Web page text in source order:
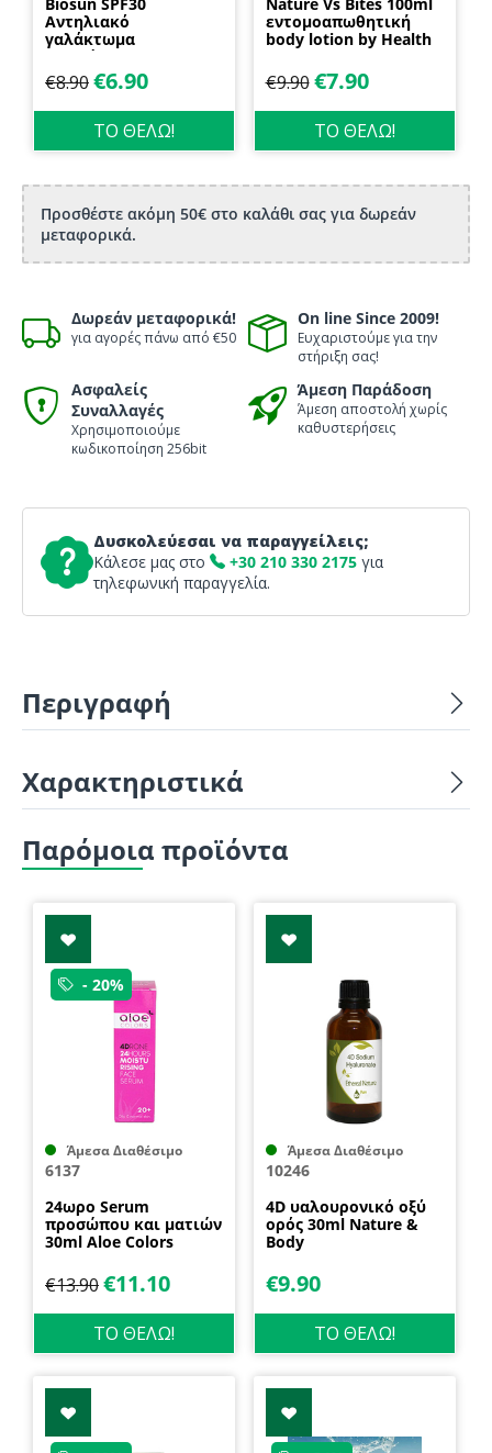
Αντηλιακό
γαλάκτωμα
προσώπου και
σώματος 70ml
Biosanto
€8.90€6.90
ΤΟ ΘΕΛΩ!
εντομοαπωθητική
body lotion by Health
€9.90 €7.90
ΤΟ ΘΕΛΩ!
Προσθέστε ακόμη 50€ στο καλάθι σας για δωρεάν
μεταφορικά.
Δωρεάν μεταφορικά!
για αγορές πάνω από €50
On line Since 2009!
Ευχαριστούμε για την
στήριξη σας!
Ασφαλείς
Συναλλαγές
Χρησιμοποιούμε
κωδικοποίηση 256bit
Άμεση Παράδοση
Άμεση αποστολή χωρίς
καθυστερήσεις
Δυσκολεύεσαι να παραγγείλεις;
Κάλεσε μας στο
+30 210 330 2175 για
τηλεφωνική παραγγελία.
Περιγραφή
Χαρακτηριστικά
Παρόμοια προϊόντα
- 20%
Άμεσα Διαθέσιμο
6137
24ωρο Serum
προσώπου και ματιών
30ml Aloe Colors
€13.90€11.10
ΤΟ ΘΕΛΩ!
Άμεσα Διαθέσιμο
10246
4D υαλουρονικό οξύ
ορός 30ml Nature &
Body
€9.90
ΤΟ ΘΕΛΩ!